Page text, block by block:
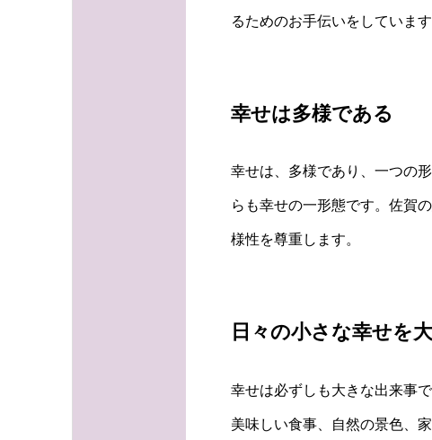
るためのお手伝いをしています
幸せは多様である
幸せは、多様であり、一つの
らも幸せの一形態です。佐賀
様性を尊重します。
日々の小さな幸せを
幸せは必ずしも大きな出来事
美味しい食事、自然の景色、